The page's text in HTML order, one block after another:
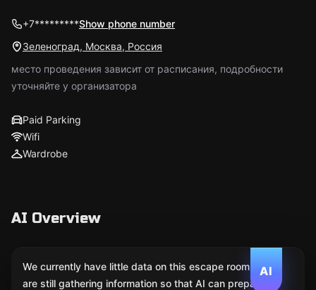
+7*********Show phone number
Зеленоград, Москва, Россия
место проведения зависит от расписания, подробности
уточняйте у организатора
Paid Parking
Wifi
Wardrobe
AI Overview
AI
We currently have little data on this escape room. We
are still gathering information so that AI can prepare